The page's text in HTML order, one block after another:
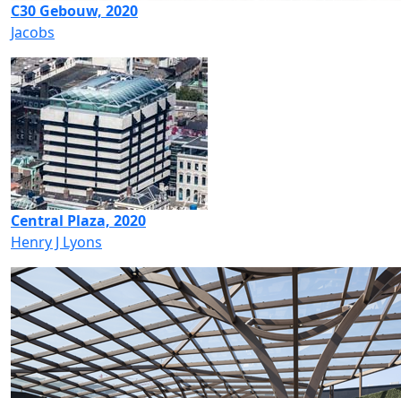
C30 Gebouw, 2020
Jacobs
Central Plaza, 2020
Henry J Lyons